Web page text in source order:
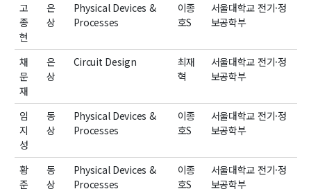
고
종
현
은
상
Physical Devices &
Processes
이종
호S
서울대학교 전기·정
보공학부
채
문
재
은
상
Circuit Design
최재
혁
서울대학교 전기·정
보공학부
임
지
성
동
상
Physical Devices &
Processes
이종
호S
서울대학교 전기·정
보공학부
황
준
동
상
Physical Devices &
Processes
이종
호S
서울대학교 전기·정
보공학부